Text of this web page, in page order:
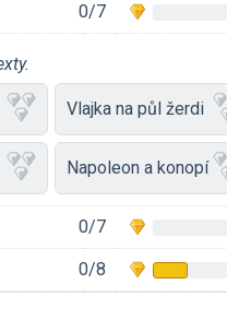
0/7
Vlajka na půl žerdi
Napoleon a konopí
0/7
0/8